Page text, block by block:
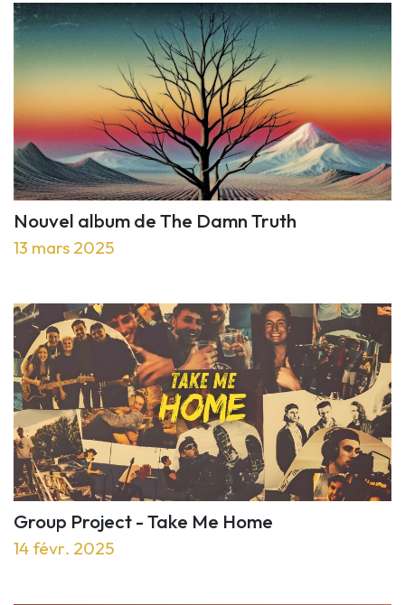
Nouvel album de The Damn Truth
13 mars 2025
Group Project - Take Me Home
14 févr. 2025